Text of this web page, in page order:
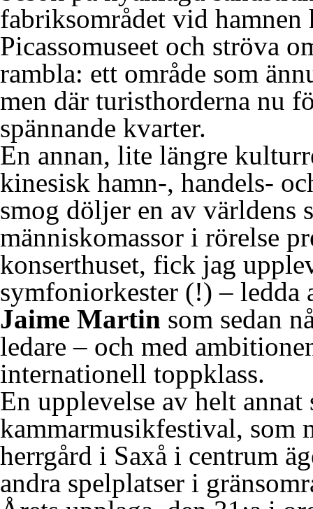
fabriksområdet vid hamnen
Picassomuseet och ströva
rambla: ett område som
men där turisthorderna nu
spännande kvarter.
En annan, lite längre
kinesisk hamn-, handels-
smog döljer en av världens
människomassor i rörelse
konserthuset, fick jag
symfoniorkester (!) – ledda
Jaime Martin som sedan
ledare – och med
internationell toppklass.
En upplevelse av helt annat
kammarmusikfestival, som
herrgård i Saxå i centrum
andra spelplatser i